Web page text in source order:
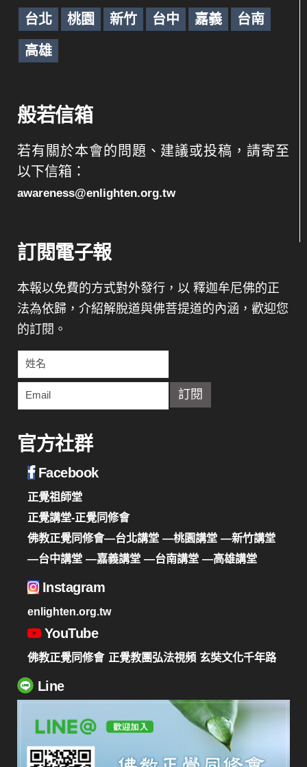
台北 桃園 新竹 台中 嘉義 台南
高雄
般若信箱
若有關於本會的問題、建議或投稿，請寄至
以下信箱：
awareness@enlighten.org.tw
訂閱電子報
本報以免費的方式對外發行，以 釋迦牟尼佛的正
法為依歸，介紹解脫道與佛菩提道的內涵，歡迎您
的訂閱。
官方社群
Facebook
正覺祖師堂
正覺講堂-正覺同修會
佛教正覺同修會—台北講堂 —桃園講堂 —新竹講堂
—台中講堂 —嘉義講堂 —台南講堂 —高雄講堂
Instagram
enlighten.org.tw
YouTube
佛教正覺同修會 正覺教團弘法視頻 玄奘文化千年路
Line